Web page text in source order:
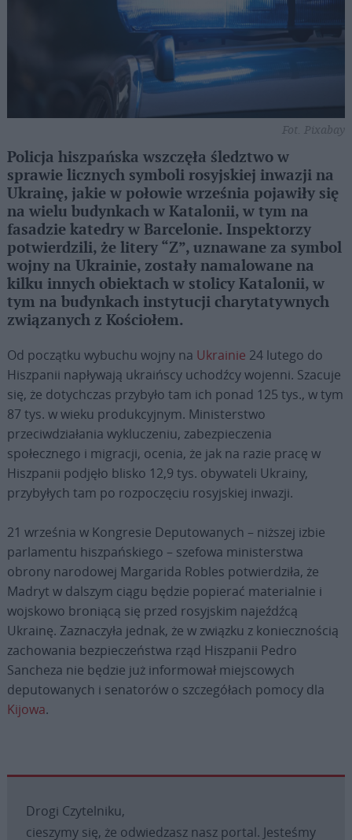
Fot. Pixabay
Policja hiszpańska wszczęła śledztwo w
sprawie licznych symboli rosyjskiej inwazji na
Ukrainę, jakie w połowie września pojawiły się
na wielu budynkach w Katalonii, w tym na
fasadzie katedry w Barcelonie. Inspektorzy
potwierdzili, że litery “Z”, uznawane za symbol
wojny na Ukrainie, zostały namalowane na
kilku innych obiektach w stolicy Katalonii, w
tym na budynkach instytucji charytatywnych
związanych z Kościołem.
Od początku wybuchu wojny na Ukrainie 24 lutego do
Hiszpanii napływają ukraińscy uchodźcy wojenni. Szacuje
się, że dotychczas przybyło tam ich ponad 125 tys., w tym
87 tys. w wieku produkcyjnym. Ministerstwo
przeciwdziałania wykluczeniu, zabezpieczenia
społecznego i migracji, ocenia, że jak na razie pracę w
Hiszpanii podjęło blisko 12,9 tys. obywateli Ukrainy,
przybyłych tam po rozpoczęciu rosyjskiej inwazji.
21 września w Kongresie Deputowanych – niższej izbie
parlamentu hiszpańskiego – szefowa ministerstwa
obrony narodowej Margarida Robles potwierdziła, że
Madryt w dalszym ciągu będzie popierać materialnie i
wojskowo broniącą się przed rosyjskim najeźdźcą
Ukrainę. Zaznaczyła jednak, że w związku z koniecznością
zachowania bezpieczeństwa rząd Hiszpanii Pedro
Sancheza nie będzie już informował miejscowych
deputowanych i senatorów o szczegółach pomocy dla
Kijowa.
Drogi Czytelniku,
cieszymy się, że odwiedzasz nasz portal. Jesteśmy